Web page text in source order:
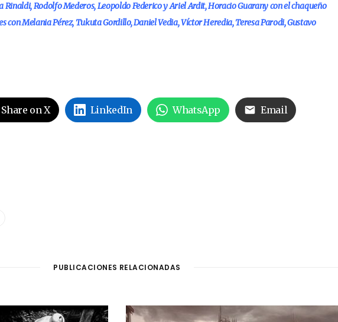
Rinaldi, Rodolfo Mederos, Leopoldo Federico y Ariel Ardit, Horacio Guarany con el chaqueño
con Melania Pérez, Tukuta Gordillo, Daniel Vedia, Víctor Heredia, Teresa Parodi, Gustavo
Share on X LinkedIn WhatsApp Email
PUBLICACIONES RELACIONADAS